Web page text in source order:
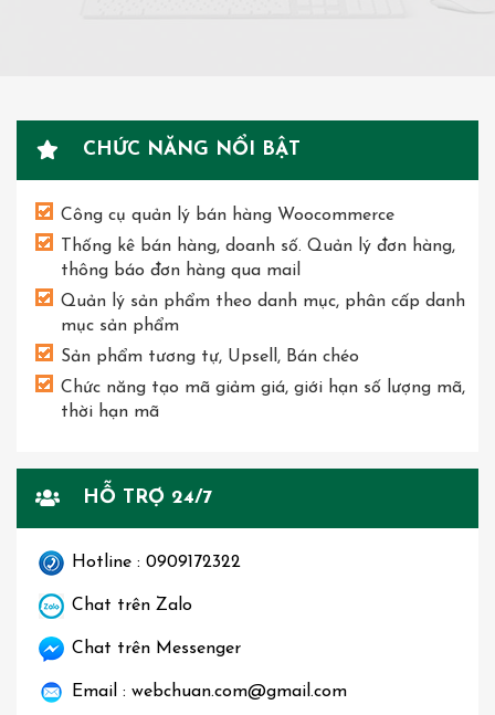
CHỨC NĂNG NỔI BẬT
Công cụ quản lý bán hàng Woocommerce
Thống kê bán hàng, doanh số. Quản lý đơn hàng,
thông báo đơn hàng qua mail
Quản lý sản phẩm theo danh mục, phân cấp danh
mục sản phẩm
Sản phẩm tương tự, Upsell, Bán chéo
Chức năng tạo mã giảm giá, giới hạn số lượng mã,
thời hạn mã
HỖ TRỢ 24/7
Hotline : 0909172322
Chat trên Zalo
Chat trên Messenger
Email : webchuan.com@gmail.com